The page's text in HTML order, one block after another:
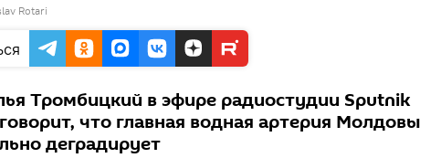
Rotari
Тромбицкий в эфире радиостудии Sputnik
что главная водная артерия Молдовы
деградирует